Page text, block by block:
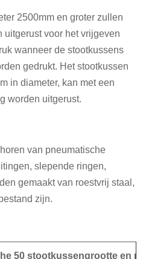
2500mm en groter zullen
voor het vrijgeven
wanneer de stootkussens
gedrukt. Het stootkussen
in diameter, kan met een
worden uitgerust.
van pneumatische
slepende ringen,
gemaakt van roestvrij staal,
zijn.
50 stootkussengrootte en